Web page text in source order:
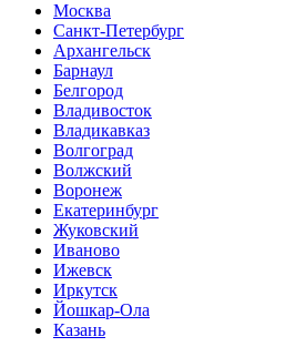
Москва
Санкт-Петербург
Архангельск
Барнаул
Белгород
Владивосток
Владикавказ
Волгоград
Волжский
Воронеж
Екатеринбург
Жуковский
Иваново
Ижевск
Иркутск
Йошкар-Ола
Казань